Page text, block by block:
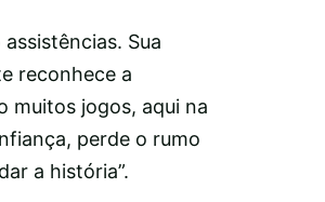
Sua
reconhece a
muitos jogos, aqui na
perde o rumo
a história”.